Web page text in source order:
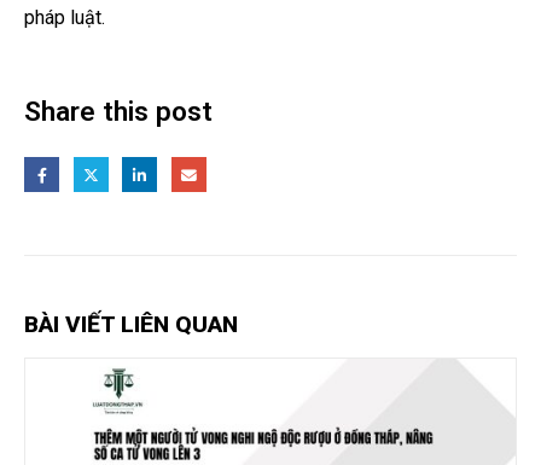
pháp luật.
Share this post
BÀI VIẾT LIÊN QUAN